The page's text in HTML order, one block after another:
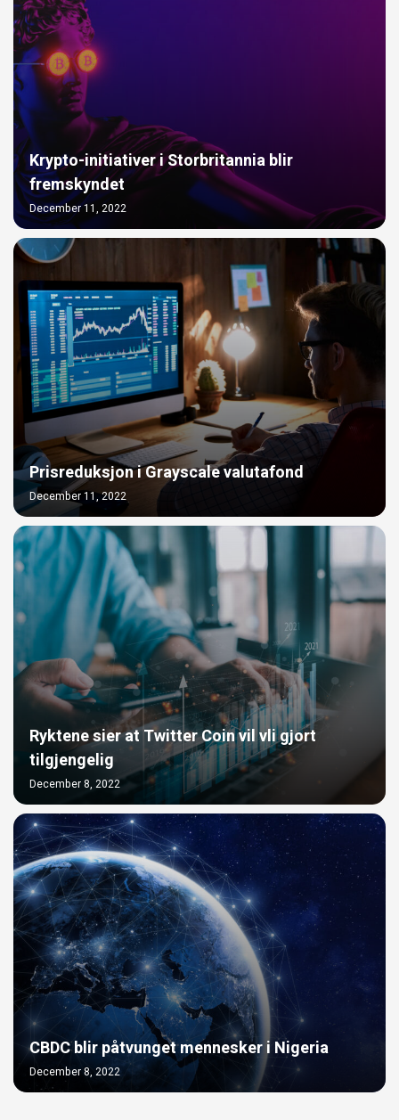
Krypto-initiativer i Storbritannia blir
fremskyndet
December 11, 2022
Prisreduksjon i Grayscale valutafond
December 11, 2022
Ryktene sier at Twitter Coin vil vli gjort
tilgjengelig
December 8, 2022
CBDC blir påtvunget mennesker i Nigeria
December 8, 2022